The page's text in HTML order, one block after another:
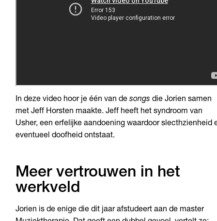
In deze video hoor je één van de songs die Jorien samen
met Jeff Horsten maakte. Jeff heeft het syndroom van
Usher, een erfelijke aandoening waardoor slecthzienheid
eventueel doofheid ontstaat.
Meer vertrouwen in het
werkveld
Jorien is de enige die dit jaar afstudeert aan de master